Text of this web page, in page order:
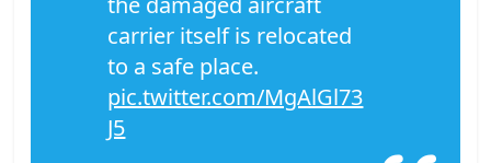
carrier itself is relocated
to a safe place.
pic.twitter.com/MgAlGl73
J5